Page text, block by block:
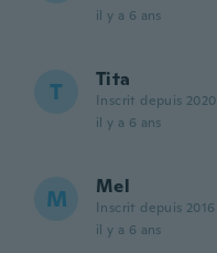
il y a 6 ans
T Tita
Inscrit depuis 2020
il y a 6 ans
M Mel
Inscrit depuis 2016
il y a 6 ans